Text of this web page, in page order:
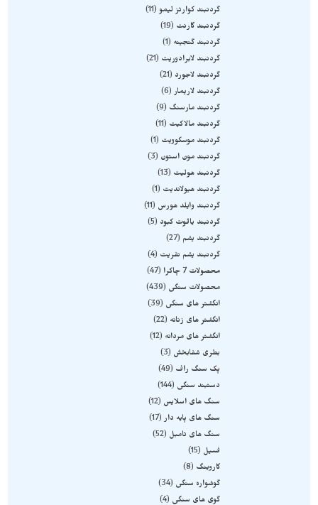
گردنبند کوارتز لیمو 11
گردنبند گارنت
19
گردنبند گنجینه
1
گردنبند لابرادوریت
21
گردنبند لاجورد
21
گردنبند لاریمار 6
گردنبند مارسنگ
9
گردنبند مالاکیت
11
گردنبند موسکوویت
1
گردنبند مون استون
3
گردنبند هولیت
13
گردنبند هیولاندیت
1
گردنبند وایلد هورس
11
گردنبند یاقوت کبود
5
گردنبند یشم
27
گردنبند یشم نفریت
4
محصولات 7 چاکرا
47
محصولات سنگی
439
انگشتر های سنگی
39
انگشتر های زنانه
22
انگشتر های مردانه
12
بطری شفابخش
3
پک سنگ راف
49
دستبند سنگی
144
سنگ های اسلایس
12
سنگ های پایه دار 17
سنگ های تامبل
52
فسیل
15
کاروینگ
8
گوشواره سنگی
34
گوی های سنگی
4